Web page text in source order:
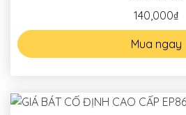
140,000₫
Mua ngay